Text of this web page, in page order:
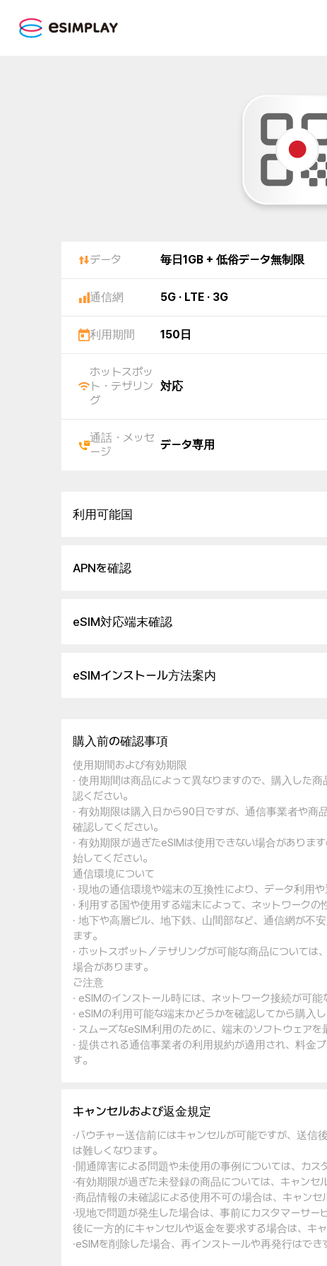
データ 毎日1GB + 低俗データ無制限
通信網 5G · LTE · 3G
利用期間 150日
ホットスポッ
ト・テザリン
グ
対応
通話・メッセ
ージ
データ専用
利用可能国
APNを確認
eSIM対応端末確認
eSIMインストール方法案内
購入前の確認事項
使用期間および有効期限
· 使用期間は商品によって異なりますので、購入した
認ください。
· 有効期限は購入日から90日ですが、通信事業者や商
確認してください。
· 有効期限が過ぎたeSIMは使用できない場合がありま
始してください。
通信環境について
· 現地の通信環境や端末の互換性により、データ利用
· 利用する国や使用する端末によって、ネットワークの
· 地下や高層ビル、地下鉄、山間部など、通信網が不
ます。
· ホットスポット／テザリングが可能な商品について
場合があります。
ご注意
· eSIMのインストール時には、ネットワーク接続が可能
· eSIMの利用可能な端末かどうかを確認してから購入し
· スムーズなeSIM利用のために、端末のソフトウェア
· 提供される通信事業者の利用規約が適用され、料金
す。
キャンセルおよび返金規定
·バウチャー送信前にはキャンセルが可能ですが、送
は難しくなります。
·開通障害による問題や未使用の事例については、カス
·有効期限が過ぎた未登録の商品については、キャンセ
·商品情報の未確認による使用不可の場合は、キャンセ
·現地で問題が発生した場合は、事前にカスタマーサ
後に一方的にキャンセルや返金を要求する場合は、キャ
·eSIMを削除した場合、再インストールや再発行はで